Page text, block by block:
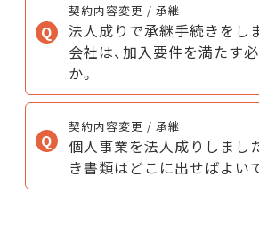
契約内容変更 / 承継
法人成りで承継手続きをし
会社は、加入要件を満たす
か。
契約内容変更 / 承継
個人事業を法人成りしまし
き書類はどこに出せばよい